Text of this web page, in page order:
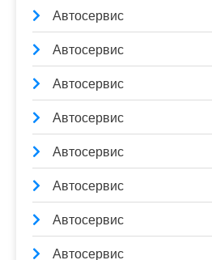
Автосервис
Автосервис
Автосервис
Автосервис
Автосервис
Автосервис
Автосервис
Автосервис